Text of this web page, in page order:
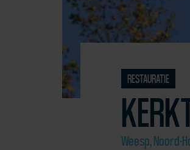
RESTAURATIE
Weesp, Noord-